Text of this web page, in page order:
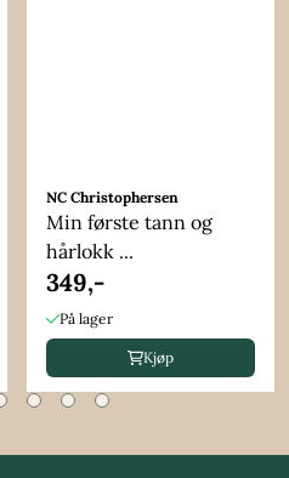
NC Christophersen
Min første tann og
hårlokk ...
349,-
På lager
Kjøp